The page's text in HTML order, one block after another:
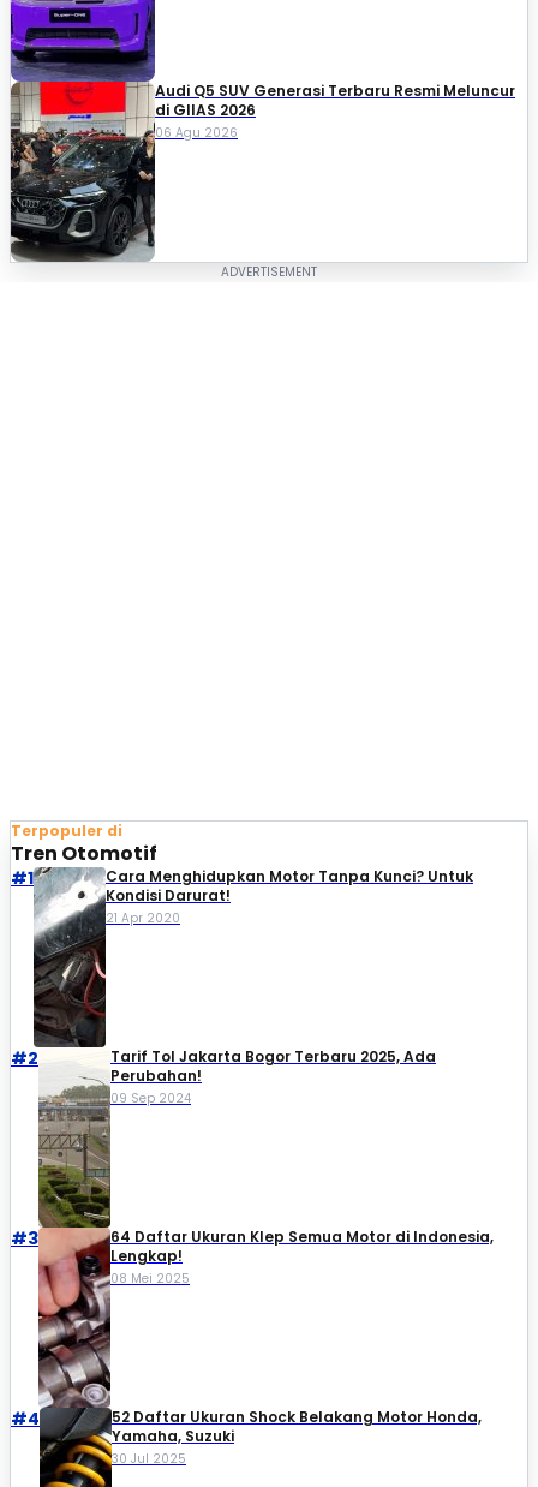
Audi Q5 SUV Generasi Terbaru Resmi Meluncur
di GIIAS 2026
06 Agu 2026
Terpopuler di
Tren Otomotif
#1
Cara Menghidupkan Motor Tanpa Kunci? Untuk
Kondisi Darurat!
21 Apr 2020
#2
Tarif Tol Jakarta Bogor Terbaru 2025, Ada
Perubahan!
09 Sep 2024
#3
64 Daftar Ukuran Klep Semua Motor di Indonesia,
Lengkap!
08 Mei 2025
#4
52 Daftar Ukuran Shock Belakang Motor Honda,
Yamaha, Suzuki​
30 Jul 2025